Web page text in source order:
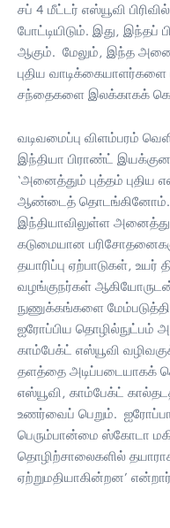
சப் 4 மீட்டர் எஸ்யூவி
போட்டியிடும். இது, இந்தப்
ஆகும். மேலும், இந்த
புதிய வாடிக்கையாளர்களை
சந்தைகளை இலக்காகக்
வடிவமைப்பு விளம்பரம்
இந்தியா பிராண்ட்
‘அனைத்தும் புத்தம் புதிய
ஆண்டைத் தொடங்கினோம்.
இந்தியாவிலுள்ள
கடுமையான
தயாரிப்பு ஏற்பாடுகள்,
வழங்குநர்கள்
நுணுக்கங்களை
ஐரோப்பிய தொழில்நுட்பம்
காம்பேக்ட் எஸ்யூவி
தளத்தை அடிப்படையாகக்
எஸ்யூவி, காம்பேக்ட்
உணர்வைப் பெறும்.
பெரும்பான்மை ஸ்கோடா
தொழிற்சாலைகளில்
ஏற்றுமதியாகின்றன’